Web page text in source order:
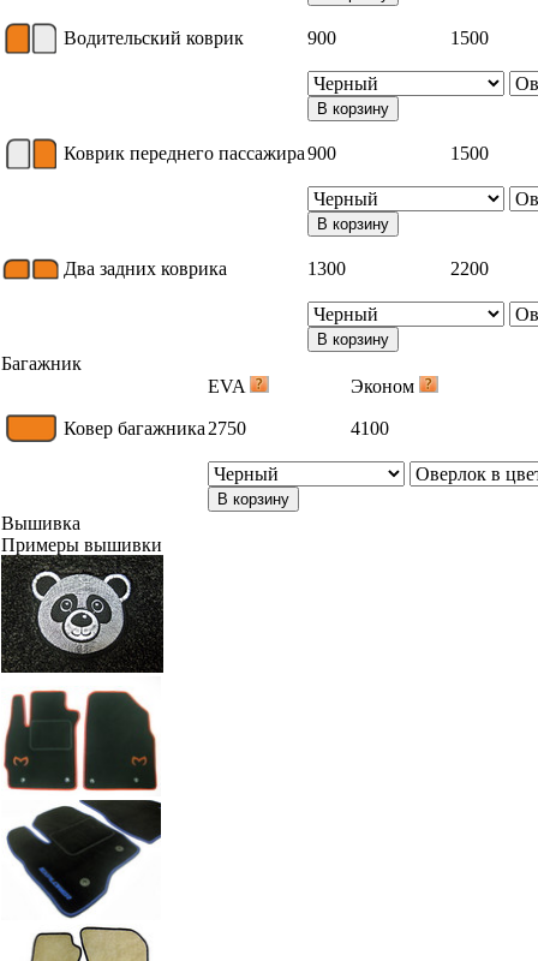
Водительский коврик 900 1500
В корзину
Коврик переднего пассажира900 1500
В корзину
Два задних коврика 1300 2200
В корзину
Багажник
EVA
Эконом
Ковер багажника 2750 4100
В корзину
Вышивка
Примеры вышивки